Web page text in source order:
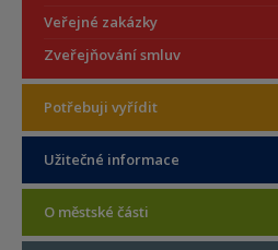
Veřejné zakázky
Zveřejňování smluv
Potřebuji vyřídit
Užitečné informace
O městské části